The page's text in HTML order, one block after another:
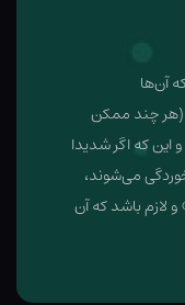
آن‌ها
(هر چند ممکن
که اگر شدیدا
می‌شوند،
لازم باشد که آن